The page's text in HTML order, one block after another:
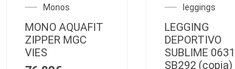
múltiples
variantes.
Monos
MONO AQUAFIT
ZIPPER MGC
VIES
tiene
Las
leggings
LEGGING
DEPORTIVO
SUBLIME
SB292 (copia)
El
precio
era: